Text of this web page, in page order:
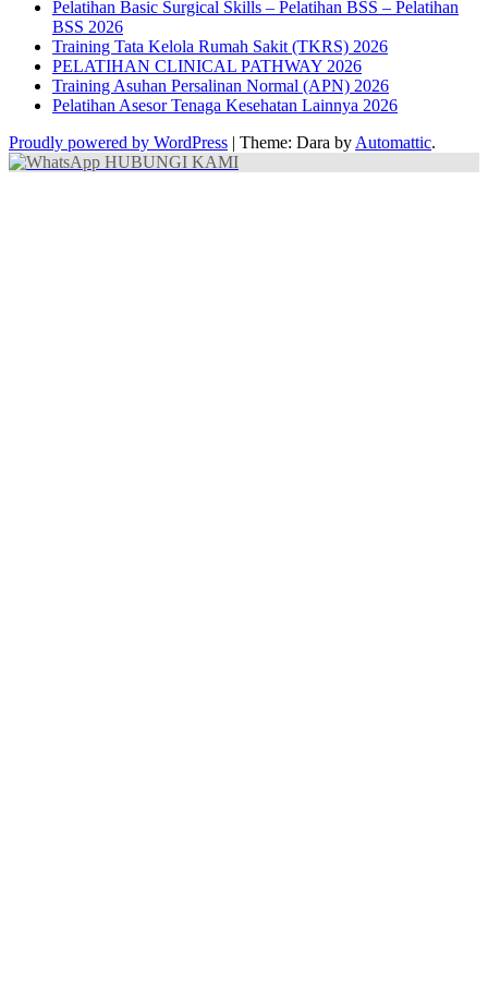
Pelatihan Basic Surgical Skills – Pelatihan BSS – Pelatihan
BSS 2026
Training Tata Kelola Rumah Sakit (TKRS) 2026
PELATIHAN CLINICAL PATHWAY 2026
Training Asuhan Persalinan Normal (APN) 2026
Pelatihan Asesor Tenaga Kesehatan Lainnya 2026
Proudly powered by WordPress | Theme: Dara by Automattic.
HUBUNGI KAMI